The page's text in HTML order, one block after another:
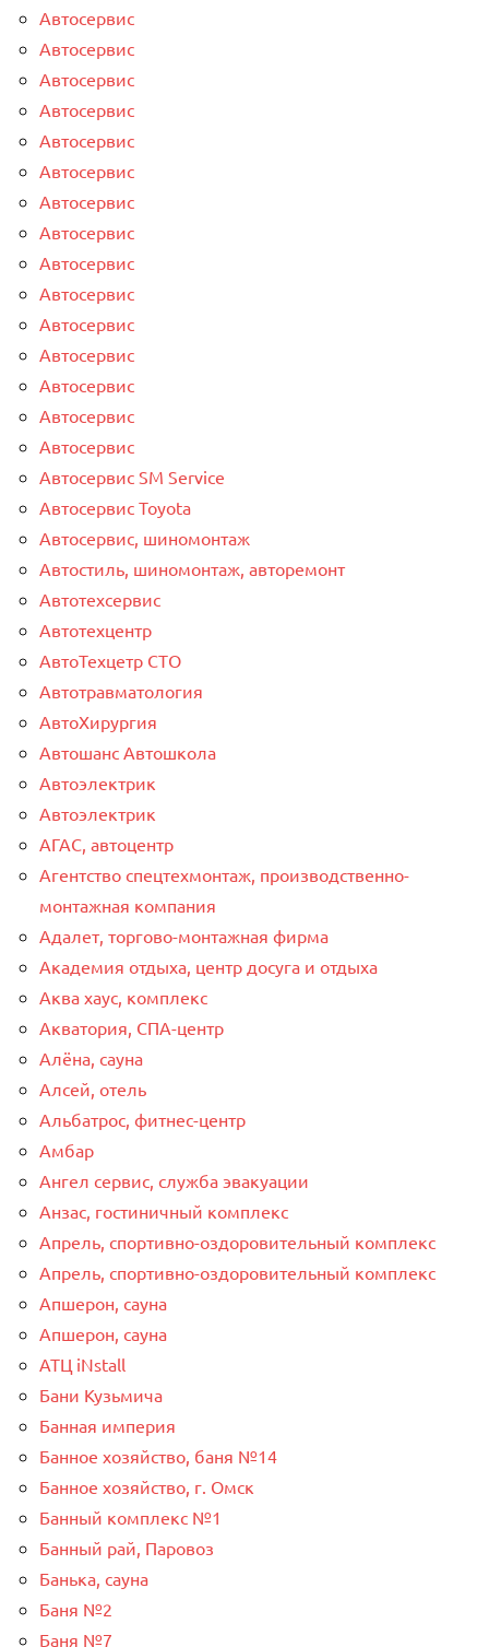
Автосервис
Автосервис
Автосервис
Автосервис
Автосервис
Автосервис
Автосервис
Автосервис
Автосервис
Автосервис
Автосервис
Автосервис
Автосервис
Автосервис
Автосервис
Автосервис SM Service
Автосервис Toyota
Автосервис, шиномонтаж
Автостиль, шиномонтаж, авторемонт
Автотехсервис
Автотехцентр
АвтоТехцетр СТО
Автотравматология
АвтоХирургия
Автошанс Автошкола
Автоэлектрик
Автоэлектрик
АГАС, автоцентр
Агентство спецтехмонтаж, производственно-
монтажная компания
Адалет, торгово-монтажная фирма
Академия отдыха, центр досуга и отдыха
Аква хаус, комплекс
Акватория, СПА-центр
Алёна, сауна
Алсей, отель
Альбатрос, фитнес-центр
Амбар
Ангел сервис, служба эвакуации
Анзас, гостиничный комплекс
Апрель, спортивно-оздоровительный комплекс
Апрель, спортивно-оздоровительный комплекс
Апшерон, сауна
Апшерон, сауна
АТЦ iNstall
Бани Кузьмича
Банная империя
Банное хозяйство, баня №14
Банное хозяйство, г. Омск
Банный комплекс №1
Банный рай, Паровоз
Банька, сауна
Баня №2
Баня №7